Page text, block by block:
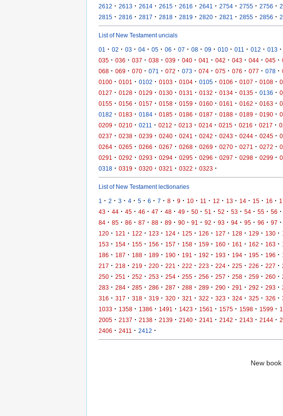
2612 · 2613 · 2614 · 2615 · 2616 · 2641 · 2754 · 2755 · 2756 ·
2815 · 2816 · 2817 · 2818 · 2819 · 2820 · 2821 · 2855 · 2856 ·
List of New Testament uncials
01 · 02 · 03 · 04 · 05 · 06 · 07 · 08 · 09 · 010 · 011 · 012 · 013 ·
035 · 036 · 037 · 038 · 039 · 040 · 041 · 042 · 043 · 044 · 045 ·
068 · 069 · 070 · 071 · 072 · 073 · 074 · 075 · 076 · 077 · 078 ·
0100 · 0101 · 0102 · 0103 · 0104 · 0105 · 0106 · 0107 · 0108 ·
0127 · 0128 · 0129 · 0130 · 0131 · 0132 · 0134 · 0135 · 0136 ·
0155 · 0156 · 0157 · 0158 · 0159 · 0160 · 0161 · 0162 · 0163 ·
0182 · 0183 · 0184 · 0185 · 0186 · 0187 · 0188 · 0189 · 0190 ·
0209 · 0210 · 0211 · 0212 · 0213 · 0214 · 0215 · 0216 · 0217 ·
0237 · 0238 · 0239 · 0240 · 0241 · 0242 · 0243 · 0244 · 0245 ·
0264 · 0265 · 0266 · 0267 · 0268 · 0269 · 0270 · 0271 · 0272 ·
0291 · 0292 · 0293 · 0294 · 0295 · 0296 · 0297 · 0298 · 0299 ·
0318 · 0319 · 0320 · 0321 · 0322 · 0323 ·
List of New Testament lectionaries
1 · 2 · 3 · 4 · 5 · 6 · 7 · 8 · 9 · 10 · 11 · 12 · 13 · 14 · 15 · 16 ·
43 · 44 · 45 · 46 · 47 · 48 · 49 · 50 · 51 · 52 · 53 · 54 · 55 · 56 ·
84 · 85 · 86 · 87 · 88 · 89 · 90 · 91 · 92 · 93 · 94 · 95 · 96 · 97 ·
120 · 121 · 122 · 123 · 124 · 125 · 126 · 127 · 128 · 129 · 130 ·
153 · 154 · 155 · 156 · 157 · 158 · 159 · 160 · 161 · 162 · 163 ·
186 · 187 · 188 · 189 · 190 · 191 · 192 · 193 · 194 · 195 · 196 ·
217 · 218 · 219 · 220 · 221 · 222 · 223 · 224 · 225 · 226 · 227 ·
250 · 251 · 252 · 253 · 254 · 255 · 256 · 257 · 258 · 259 · 260 ·
283 · 284 · 285 · 286 · 287 · 288 · 289 · 290 · 291 · 292 · 293 ·
316 · 317 · 318 · 319 · 320 · 321 · 322 · 323 · 324 · 325 · 326 ·
1033 · 1358 · 1386 · 1491 · 1423 · 1561 · 1575 · 1598 · 1599 ·
2005 · 2137 · 2138 · 2139 · 2140 · 2141 · 2142 · 2143 · 2144 ·
2406 · 2411 · 2412 ·
New